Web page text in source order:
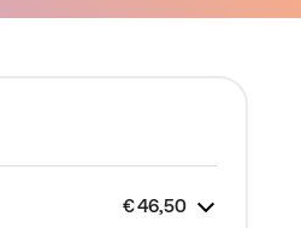
€46,50